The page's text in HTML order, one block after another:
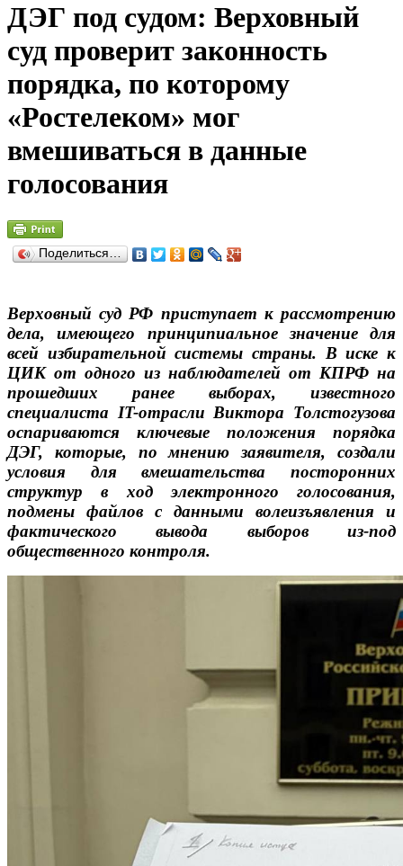
ДЭГ под судом: Верховный
суд проверит законность
порядка, по которому
«Ростелеком» мог
вмешиваться в данные
голосования
Поделиться…
Верховный суд РФ приступает к рассмотрению
дела, имеющего принципиальное значение для
всей избирательной системы страны. В иске к
ЦИК от одного из наблюдателей от КПРФ на
прошедших ранее выборах, известного
специалиста IT-отрасли Виктора Толстогузова
оспариваются ключевые положения порядка
ДЭГ, которые, по мнению заявителя, создали
условия для вмешательства посторонних
структур в ход электронного голосования,
подмены файлов с данными волеизъявления и
фактического вывода выборов из-под
общественного контроля.